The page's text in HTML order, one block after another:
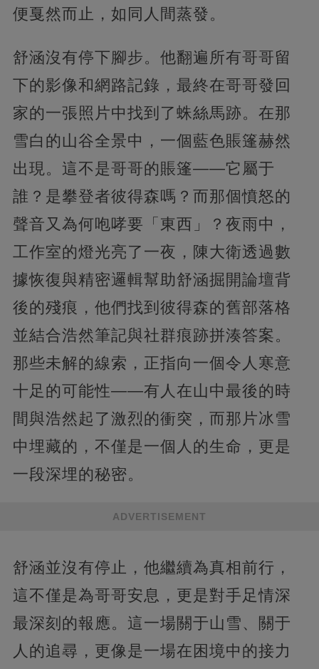
便戛然而止，如同人間蒸發。
舒涵沒有停下腳步。他翻遍所有哥哥留
下的影像和網路記錄，最終在哥哥發回
家的一張照片中找到了蛛絲馬跡。在那
雪白的山谷全景中，一個藍色賬篷赫然
出現。這不是哥哥的賬篷——它屬于
誰？是攀登者彼得森嗎？而那個憤怒的
聲音又為何咆哮要「東西」？夜雨中，
工作室的燈光亮了一夜，陳大衛透過數
據恢復與精密邏輯幫助舒涵掘開論壇背
後的殘痕，他們找到彼得森的舊部落格
並結合浩然筆記與社群痕跡拼湊答案。
那些未解的線索，正指向一個令人寒意
十足的可能性——有人在山中最後的時
間與浩然起了激烈的衝突，而那片冰雪
中埋藏的，不僅是一個人的生命，更是
一段深埋的秘密。
ADVERTISEMENT
舒涵並沒有停止，他繼續為真相前行，
這不僅是為哥哥安息，更是對手足情深
最深刻的報應。這一場關于山雪、關于
人的追尋，更像是一場在困境中的接力